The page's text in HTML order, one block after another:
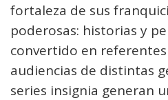
fortaleza de sus
poderosas: historias y
convertido en
audiencias de distintas
series insignia generan